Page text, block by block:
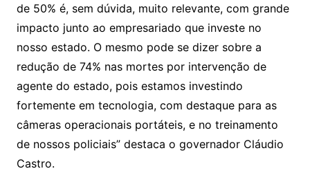
de 50% é, sem dúvida, muito relevante, com grande
impacto junto ao empresariado que investe no
nosso estado. O mesmo pode se dizer sobre a
redução de 74% nas mortes por intervenção de
agente do estado, pois estamos investindo
fortemente em tecnologia, com destaque para as
câmeras operacionais portáteis, e no treinamento
de nossos policiais” destaca o governador Cláudio
Castro.